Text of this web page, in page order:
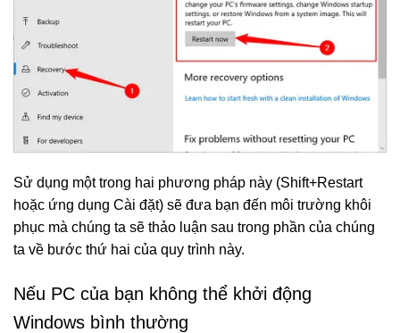
Sử dụng một trong hai phương pháp này (Shift+Restart
hoặc ứng dụng Cài đặt) sẽ đưa bạn đến môi trường khôi
phục mà chúng ta sẽ thảo luận sau trong phần của chúng
ta về bước thứ hai của quy trình này.
Nếu PC của bạn không thể khởi động
Windows bình thường